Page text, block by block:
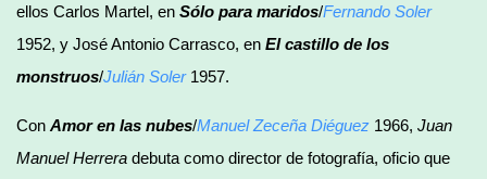
ellos Carlos Martel, en Sólo para maridos/Fernando Soler
1952, y José Antonio Carrasco, en El castillo de los
monstruos/Julián Soler1957.
Con Amor en las nubes/Manuel Zeceña Diéguez 1966, Juan
Manuel Herrera debuta como director de fotografía, oficio que